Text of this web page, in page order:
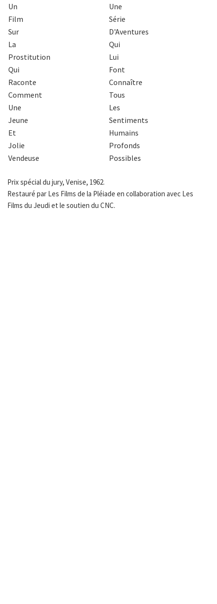
Un
Une
Film
Série
Sur
D'Aventures
La
Qui
Prostitution
Lui
Qui
Font
Raconte
Connaître
Comment
Tous
Une
Les
Jeune
Sentiments
Et
Humains
Jolie
Profonds
Vendeuse
Possibles
Prix spécial du jury, Venise, 1962.
Restauré par Les Films de la Pléiade en collaboration avec Les
Films du Jeudi et le soutien du CNC.